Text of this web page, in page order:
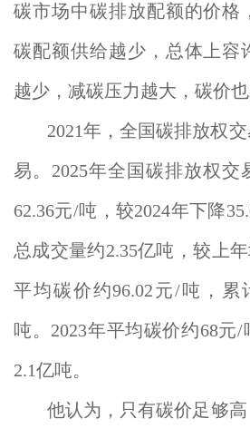
碳市场中碳排放配额的价格
碳配额供给越少，总体上容
越少，减碳压力越大，碳价也
2021年，全国碳排放权
易。2025年全国碳排放权交
62.36元/吨，较2024年下降
总成交量约2.35亿吨，较上
平均碳价约96.02元/吨，累
吨。2023年平均碳价约68元
2.1亿吨。
他认为，只有碳价足够